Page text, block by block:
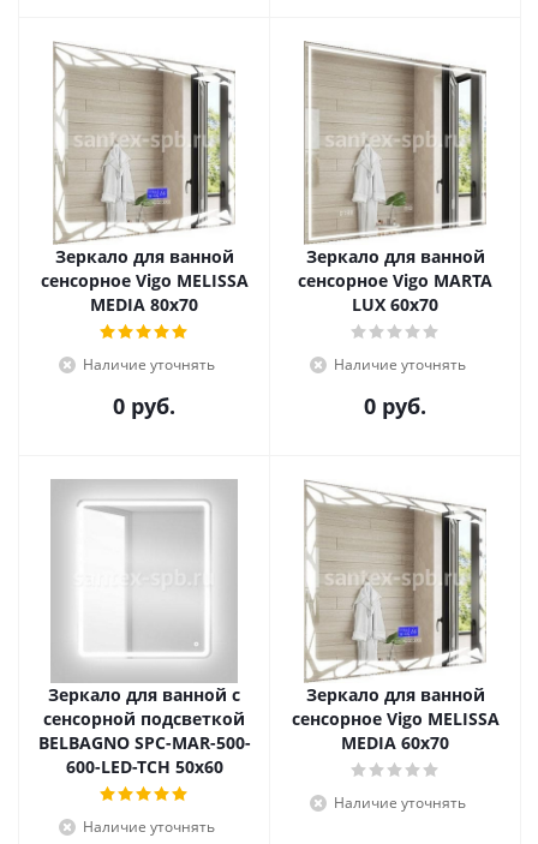
Зеркало для ванной
сенсорное Vigo MELISSA
MEDIA 80х70
Наличие уточнять
0 руб.
Зеркало для ванной
сенсорное Vigo MARTA
LUX 60х70
Наличие уточнять
0 руб.
Зеркало для ванной с
сенсорной подсветкой
BELBAGNO SPC-MAR-500-
600-LED-TCH 50х60
Наличие уточнять
Зеркало для ванной
сенсорное Vigo MELISSA
MEDIA 60х70
Наличие уточнять